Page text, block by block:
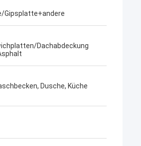
Bob
Ein was für wunderbares Team, ich
Gipsplatte+andere
Dachabdeckung
Dusche, Küche